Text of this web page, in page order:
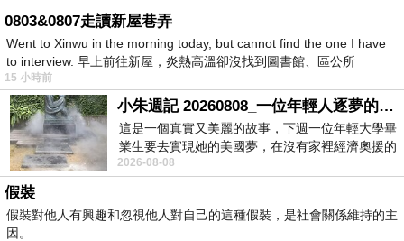
介紹 如果也跟我一樣喜歡不妨看看喔!
PS.若您家裡有0~4歲的小朋友，點我進入索取免
費《迪士尼美語世界試用包》
↓↓↓限量特優價格按鈕↓↓↓
0803&0807走讀新屋巷弄
Went to Xinwu in the morning today, but cannot find the one I have
to interview. 早上前往新屋，炎熱高溫卻沒找到圖書館、區公所
15 小時前
小朱週記 20260808_一位年輕人逐夢的真實故事
這是一個真實又美麗的故事，下週一位年輕大學畢
業生要去實現她的美國夢，在沒有家裡經濟奧援的
情況下，靠著自我努力工作累積出國基
2026-08-08
假裝
假裝對他人有興趣和忽視他人對自己的這種假裝，是社會關係維持的主
因。